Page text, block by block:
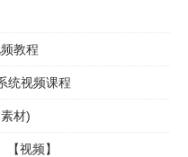
教程
统视频课程
材)
视频】